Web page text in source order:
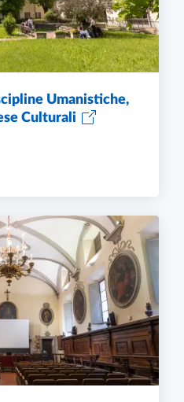
Umanistiche,
Culturali
DI DISCIPLINE